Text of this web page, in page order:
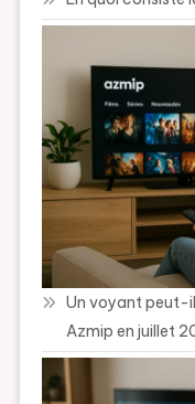
Un voyant peut-
Azmip en juillet